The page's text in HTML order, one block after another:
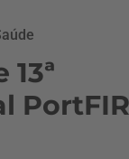
PortFIR